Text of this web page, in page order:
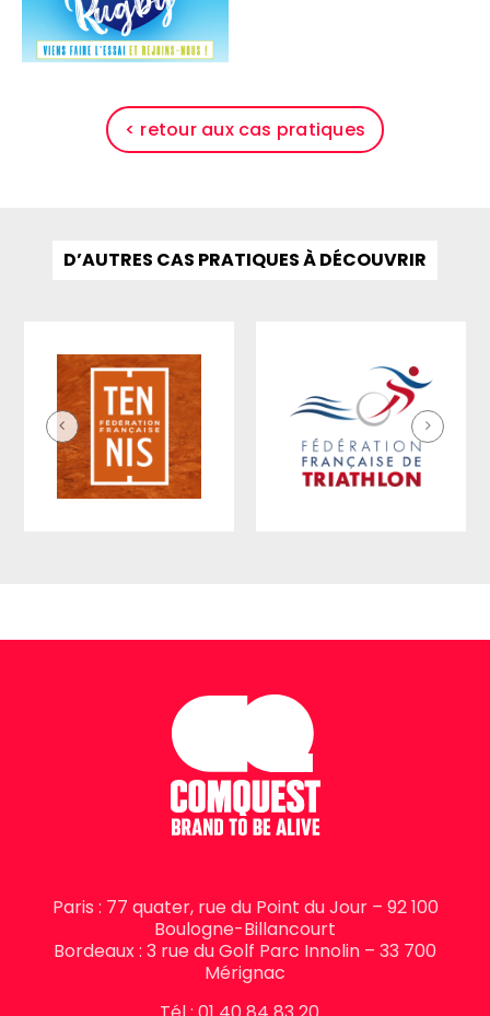
< retour aux cas pratiques
D’AUTRES CAS PRATIQUES À DÉCOUVRIR
Paris : 77 quater, rue du Point du Jour – 92 100
Boulogne-Billancourt
Bordeaux : 3 rue du Golf Parc Innolin – 33 700
Mérignac